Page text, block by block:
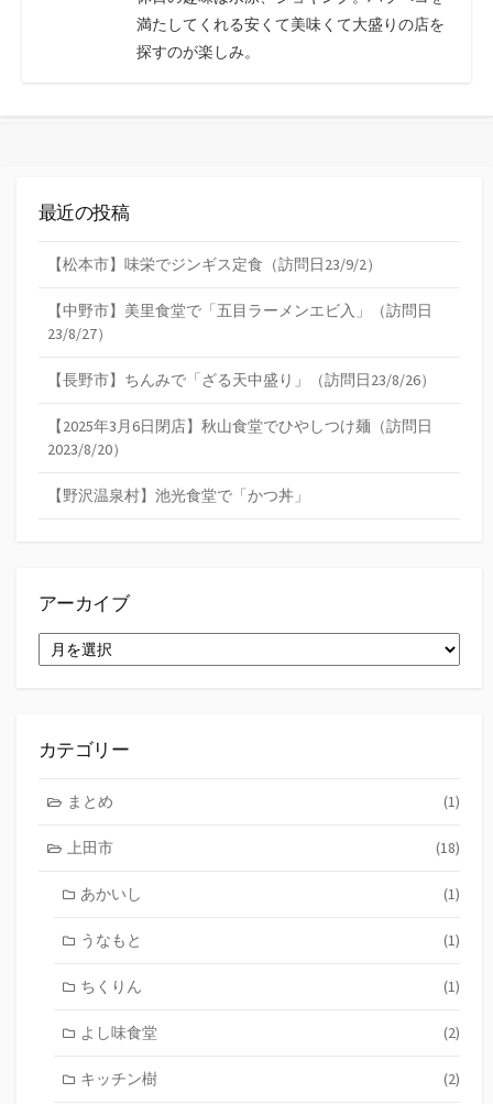
満たしてくれる安くて美味くて大盛りの店を
探すのが楽しみ。
最近の投稿
【松本市】味栄でジンギス定食（訪問日23/9/2）
【中野市】美里食堂で「五目ラーメンエビ入」（訪問日
23/8/27）
【長野市】ちんみで「ざる天中盛り」（訪問日23/8/26）
【2025年3月6日閉店】秋山食堂でひやしつけ麺（訪問日
2023/8/20）
【野沢温泉村】池光食堂で「かつ丼」
アーカイブ
ー
カテゴリー
まとめ (1)
上田市 (18)
あかいし (1)
うなもと (1)
ちくりん (1)
よし味食堂 (2)
キッチン樹 (2)